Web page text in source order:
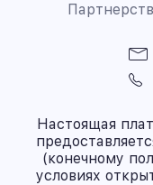
Настоящая
(конечному
условиях